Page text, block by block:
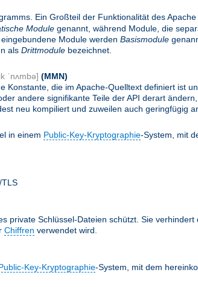
Ein Großteil der Funktionalität des
Module genannt, während Module, die
Module werden Basismodule
als Drittmodule bezeichnet.
ˈnʌmbə] (MMN)
Konstante, die im Apache-Quelltext definiert ist
andere signifikante Teile der API derart
neu kompiliert und zuweilen auch geringfügig
in einem Public-Key-Kryptographie-System, mit
TLS
private Schlüssel-Dateien schützt. Sie
Chiffren verwendet wird.
Key-Kryptographie-System, mit dem